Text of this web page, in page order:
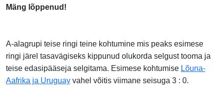
Mäng lõppenud!
A-alagrupi teise ringi teine kohtumine mis peaks esimese
ringi järel tasavägiseks kippunud olukorda selgust tooma ja
teise edasipääseja selgitama. Esimese kohtumise Lõuna-
Aafrika ja Uruguay vahel võitis viimane seisuga 3 : 0.